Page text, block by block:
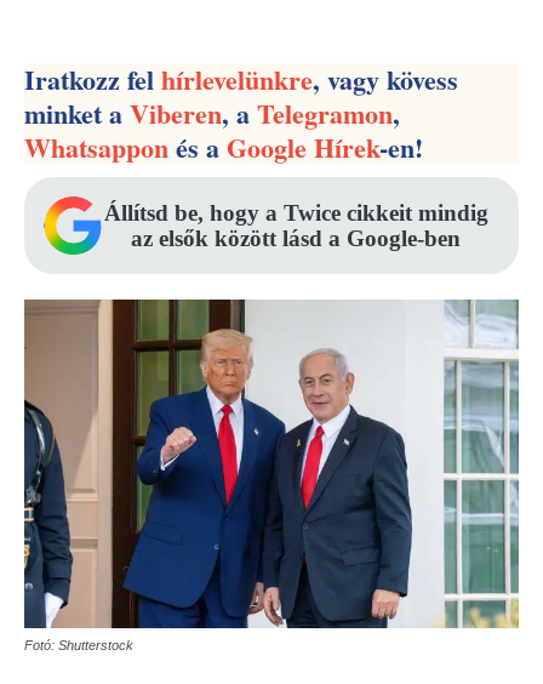
Iratkozz felhírlevelünkre, vagy kövess
minket aViberen, aTelegramon,
Whatsapponés aGoogle Hírek-en!
Állítsd be, hogy a Twice cikkeit mindig
az elsők között lásd a Google-ben
Fotó: Shutterstock